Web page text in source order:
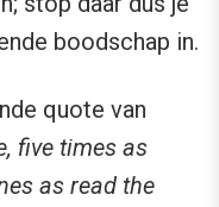
boodschap in.
quote van
five times as
as read the